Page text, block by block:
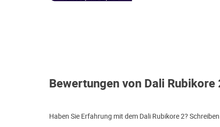
Bewertungen von Dali Rubikore
Haben Sie Erfahrung mit dem Dali Rubikore 2?